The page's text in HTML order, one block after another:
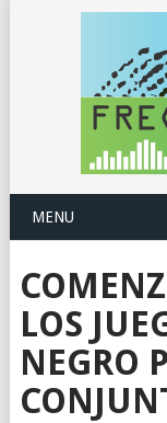
MENU
LOS
NEGRO